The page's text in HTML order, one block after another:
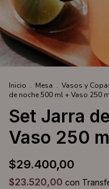
Inicio . Mesa . Vasos y
de noche 500 ml + Vaso 250
Set Jarra
Vaso 250
$29.400,00
$23.520,00 con